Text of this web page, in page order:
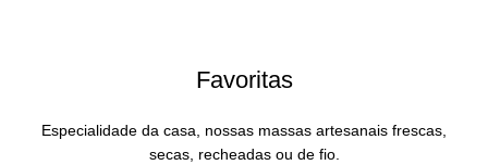
Favoritas
Especialidade da casa, nossas massas artesanais frescas,
secas, recheadas ou de fio.